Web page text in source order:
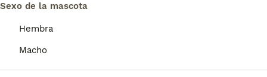
Sexo de la mascota
Hembra
Macho
¿Cuál es el temperamento de
un cuvac eslovaco?